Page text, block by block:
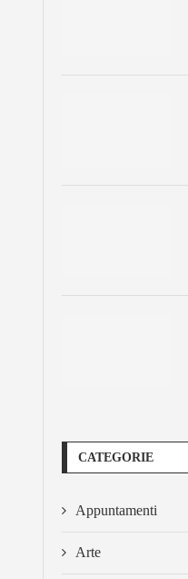
CATEGORIE
Appuntamenti
Arte